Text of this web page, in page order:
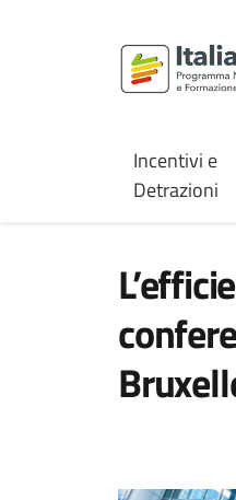
Incentivi e
Detrazioni